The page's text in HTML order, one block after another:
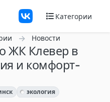
Категории
Новости
ЖК Клевер в
и комфорт-
экология